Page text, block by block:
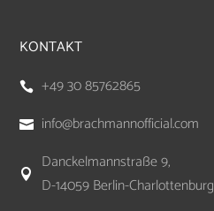
KONTAKT
 +49 30 85762865
 info@brachmannofficial.com

Danckelmannstraße 9,
D-14059 Berlin-Charlottenburg